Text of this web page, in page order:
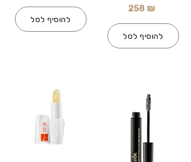
להוסיף לסל
258 ₪
להוסיף לסל